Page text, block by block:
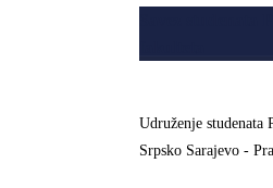
Udruženje studenata
Srpsko Sarajevo -